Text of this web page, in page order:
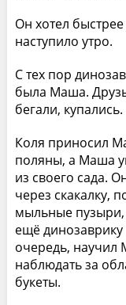
Он хотел
наступило утро.
С тех пор
была Маша.
бегали, купались.
Коля приносил
поляны, а Маша
из своего сада.
через скакалку,
мыльные пузыри,
ещё
очередь, научил
наблюдать за
букеты.